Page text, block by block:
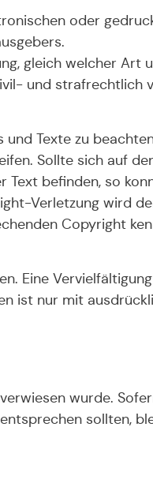
oder
gleich welcher Art
und strafrechtlich
Texte zu
Sollte sich auf
Text befinden, so
Verletzung wird
Copyright
Eine
ist nur mit
wurde.
sollten,